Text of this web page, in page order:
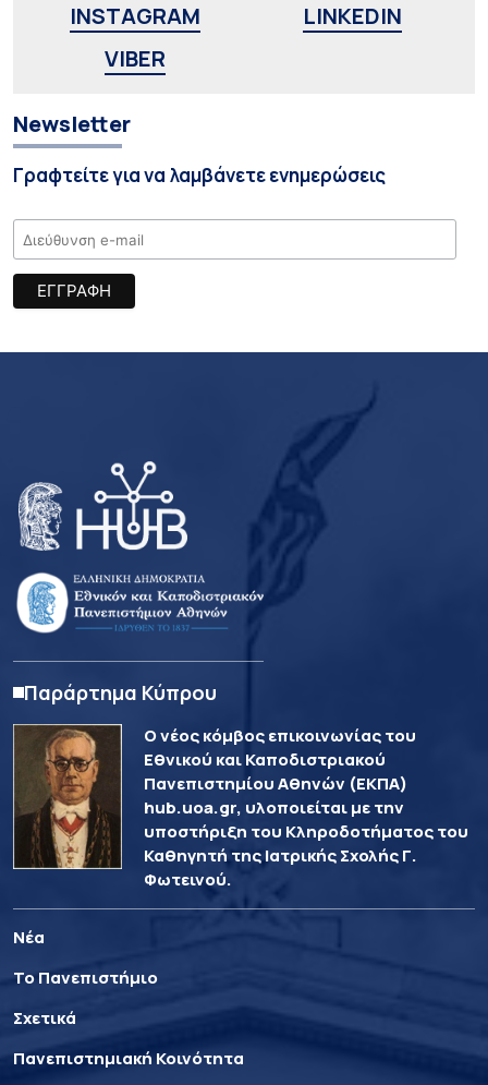
INSTAGRAM
LINKEDIN
VIBER
Newsletter
Γραφτείτε για να λαμβάνετε ενημερώσεις
Παράρτημα Κύπρου
Ο νέος κόμβος επικοινωνίας του
Εθνικού και Καποδιστριακού
Πανεπιστημίου Αθηνών (ΕΚΠΑ)
hub.uoa.gr, υλοποιείται με την
υποστήριξη του Κληροδοτήματος του
Καθηγητή της Ιατρικής Σχολής Γ.
Φωτεινού.
Νέα
Το Πανεπιστήμιο
Σχετικά
Πανεπιστημιακή Κοινότητα